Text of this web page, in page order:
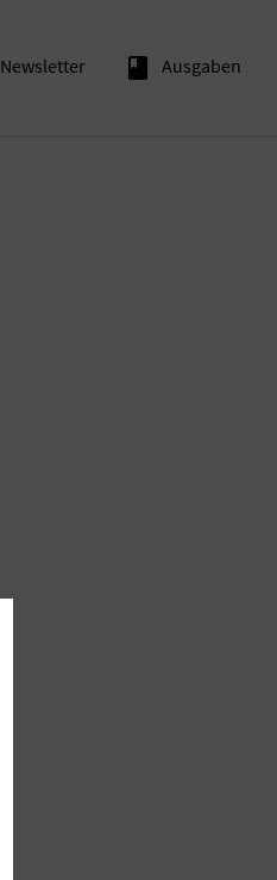
Newsletter book Ausgaben